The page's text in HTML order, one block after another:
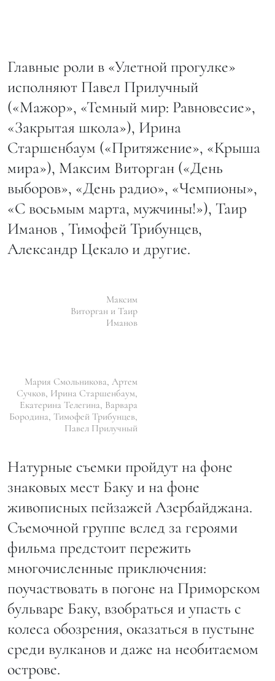
Главные роли в «Улетной прогулке»
исполняют Павел Прилучный
(«Мажор», «Темный мир: Равновесие»,
«Закрытая школа»), Ирина
Старшенбаум («Притяжение», «Крыша
мира»), Максим Виторган («День
выборов», «День радио», «Чемпионы»,
«С восьмым марта, мужчины!»), Таир
Иманов , Тимофей Трибунцев,
Александр Цекало и другие.
Максим
Виторган и Таир
Иманов
Мария Смольникова, Артем
Сучков, Ирина Старшенбаум,
Екатерина Телегина, Варвара
Бородина, Тимофей Трибунцев,
Павел Прилучный
Натурные съемки пройдут на фоне
знаковых мест Баку и на фоне
живописных пейзажей Азербайджана.
Съемочной группе вслед за героями
фильма предстоит пережить
многочисленные приключения:
поучаствовать в погоне на Приморском
бульваре Баку, взобраться и упасть с
колеса обозрения, оказаться в пустыне
среди вулканов и даже на необитаемом
острове.